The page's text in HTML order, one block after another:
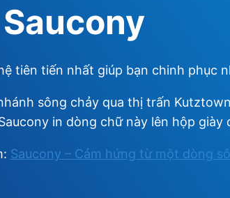
Saucony
tiên tiến nhất giúp bạn chinh phục
sông chảy qua thị trấn
in dòng chữ này lên hộp
Saucony – Cảm hứng từ một dòng